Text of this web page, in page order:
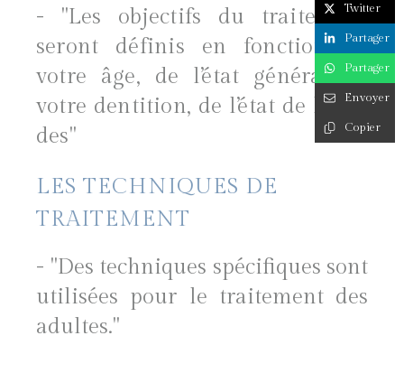
- "Les objectifs du traitement
seront définis en fonction de
votre âge, de l’état général de
votre dentition, de l’état de l’os et
des"
LES TECHNIQUES DE
TRAITEMENT
- "Des techniques spécifiques sont
utilisées pour le traitement des
adultes."
Twitter
Partager
Partager
Envoyer
Copier